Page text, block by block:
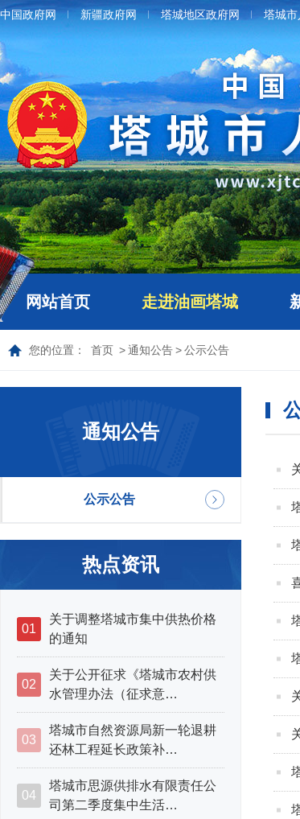
中国政府网 新疆政府网 塔城地区政府网 塔城
网站首页 走进油画塔城
您的位置： 首页 >通知公告>公示公告
通知公告
公示公告
热点资讯
01
关于调整塔城市集中供热价格
的通知
02
关于公开征求《塔城市农村供
水管理办法（征求意…
03
塔城市自然资源局新一轮退耕
还林工程延长政策补…
04
塔城市思源供排水有限责任公
司第二季度集中生活…